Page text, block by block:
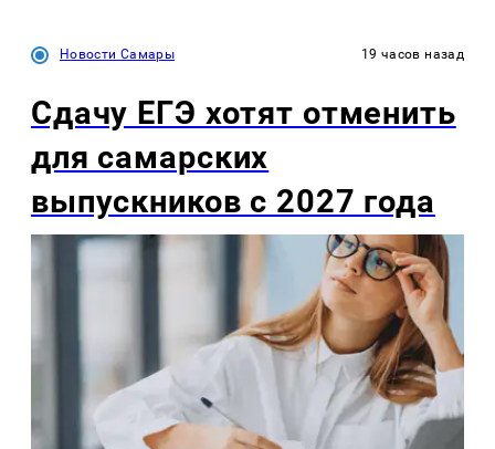
Новости Самары 19 часов назад
Сдачу ЕГЭ хотят отменить
для самарских
выпускников с 2027 года